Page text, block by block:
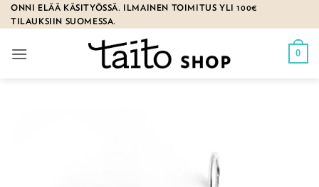
Skip
to
ONNI ELÄÄ KÄSITYÖSSÄ. ILMAINEN TOIMITUS YLI 100€
TILAUKSIIN SUOMESSA.
0